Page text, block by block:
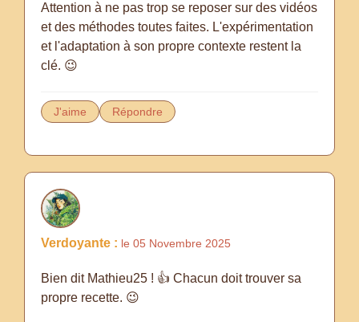
Attention à ne pas trop se reposer sur des vidéos
et des méthodes toutes faites. L'expérimentation
et l'adaptation à son propre contexte restent la
clé. 😉
J'aime Répondre
Verdoyante : le 05 Novembre 2025
Bien dit Mathieu25 ! 👍 Chacun doit trouver sa
propre recette. 😉